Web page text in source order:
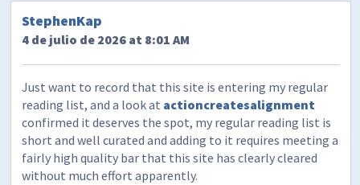
StephenKap
4 de julio de 2026 at 8:01 AM
Just want to record that this site is entering my regular
reading list, and a look at actioncreatesalignment
confirmed it deserves the spot, my regular reading list is
short and well curated and adding to it requires meeting a
fairly high quality bar that this site has clearly cleared
without much effort apparently.